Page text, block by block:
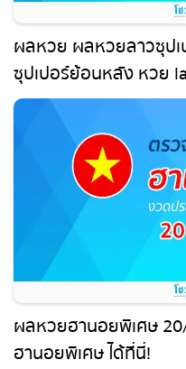
ผลหวย ผลหวยลาวซุป
ซุปเปอร์ย้อนหลัง หวย
ผลหวยฮานอยพิเศษ
ฮานอยพิเศษ ได้ที่นี่!